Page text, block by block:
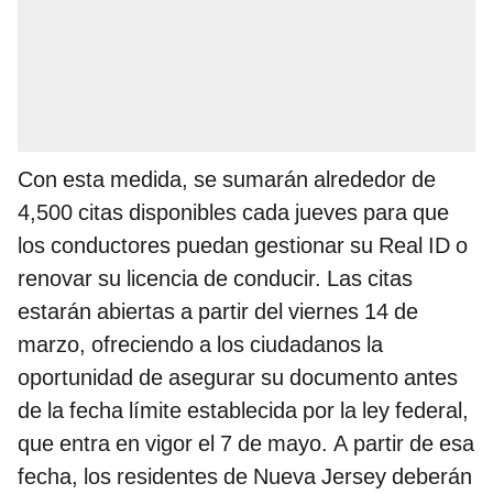
Con esta medida, se sumarán alrededor de
4,500 citas disponibles cada jueves para que
los conductores puedan gestionar su Real ID o
renovar su licencia de conducir. Las citas
estarán abiertas a partir del viernes 14 de
marzo, ofreciendo a los ciudadanos la
oportunidad de asegurar su documento antes
de la fecha límite establecida por la ley federal,
que entra en vigor el 7 de mayo. A partir de esa
fecha, los residentes de Nueva Jersey deberán